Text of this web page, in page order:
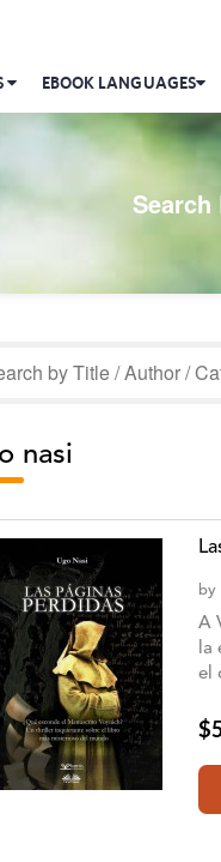
EBOOK LANGUAGES
nasi
by
A
la
el